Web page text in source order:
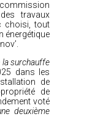
travaux
choisi, tout
énergétique
la surchauffe
dans les
de
de
voté
deuxième